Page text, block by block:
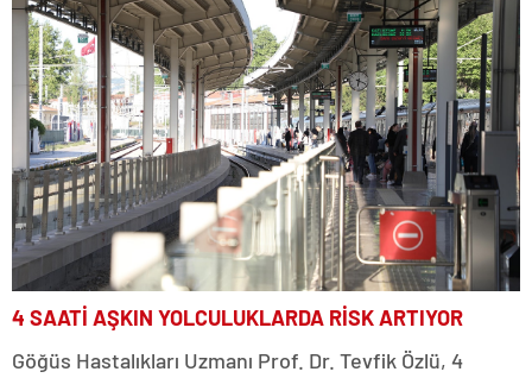
4 SAATİ AŞKIN YOLCULUKLARDA RİSK ARTIYOR
Göğüs Hastalıkları Uzmanı Prof. Dr. Tevfik Özlü, 4